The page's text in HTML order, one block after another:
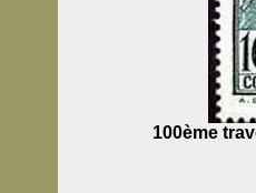
100ème